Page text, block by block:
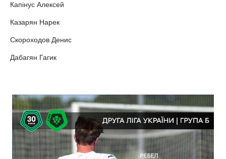
Капінус Алексей
Казарян Нарек
Скороходов Денис
Дабагян Гагик